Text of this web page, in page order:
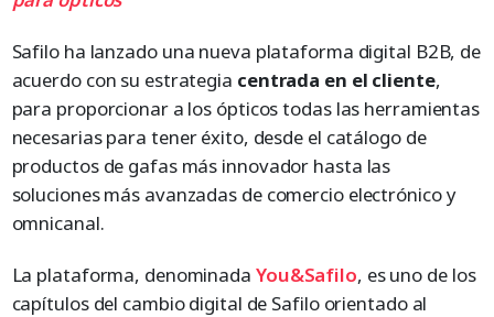
Safilo ha lanzado una nueva plataforma digital B2B, de
acuerdo con su estrategia centrada en el cliente,
para proporcionar a los ópticos todas las herramientas
necesarias para tener éxito, desde el catálogo de
productos de gafas más innovador hasta las
soluciones más avanzadas de comercio electrónico y
omnicanal.
La plataforma, denominada You&Safilo, es uno de los
capítulos del cambio digital de Safilo orientado al